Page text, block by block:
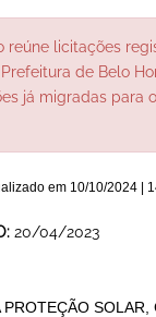
reúne licitações
de Belo
já migradas para
em 10/10/2024 |
20/04/2023
SOLAR,